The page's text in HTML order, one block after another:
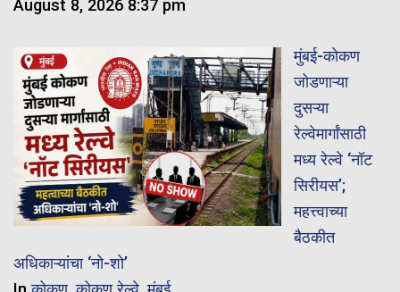
August 8, 2026 8:37 pm
मुंबई-कोकण
जोडणाऱ्या
दुसऱ्या
रेल्वेमार्गांसाठी
मध्य रेल्वे ‘नॉट
सिरीयस’;
महत्त्वाच्या
बैठकीत
अधिकाऱ्यांचा ‘नो-शो’